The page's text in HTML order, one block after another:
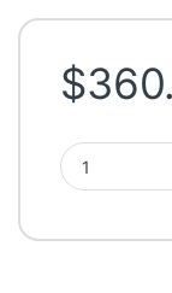
$
Inversor